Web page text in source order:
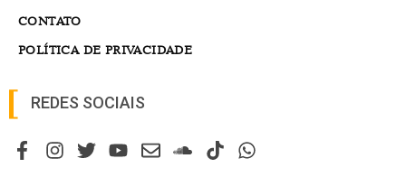
CONTATO
POLÍTICA DE PRIVACIDADE
REDES SOCIAIS